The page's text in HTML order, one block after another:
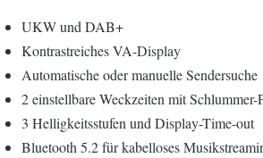
UKW und DAB+
Kontrastreiches VA-Display
Automatische oder manuelle Sendersuche
2 einstellbare Weckzeiten mit
3 Helligkeitsstufen und Display-Time-out
Bluetooth 5.2 für kabelloses